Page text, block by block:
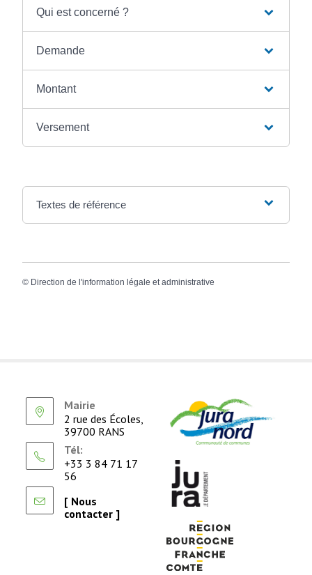
Qui est concerné ?
Demande
Montant
Versement
Textes de référence
© Direction de l'information légale et administrative
Mairie
2 rue des Écoles,
39700 RANS
Tél:
+33 3 84 71 17
56
[ Nous
contacter ]